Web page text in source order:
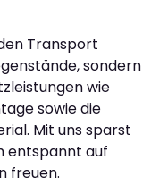
Transport
sondern
wie
sowie die
Mit uns sparst
entspannt auf
freuen.